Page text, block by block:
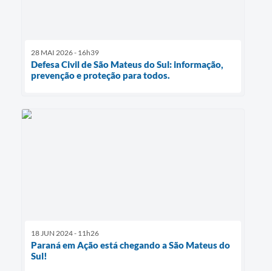
28 MAI 2026 - 16h39
Defesa Civil de São Mateus do Sul: informação,
prevenção e proteção para todos.
18 JUN 2024 - 11h26
Paraná em Ação está chegando a São Mateus do
Sul!